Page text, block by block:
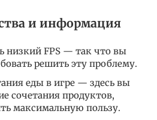
и информация
низкий FPS — так что вы
решить эту проблему.
еды в игре — здесь вы
сочетания продуктов,
максимальную пользу.